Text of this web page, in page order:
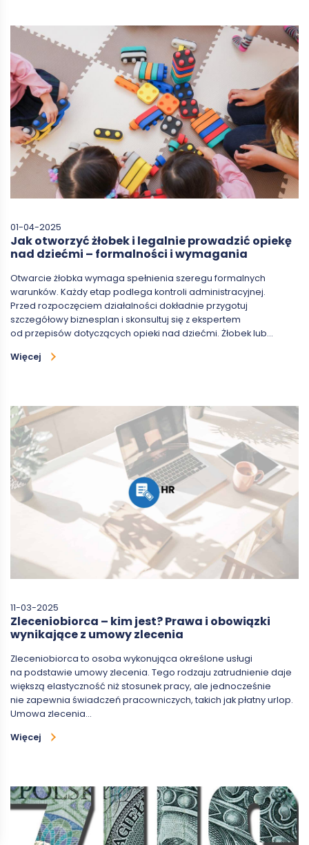
01-04-2025
Jak otworzyć żłobek i legalnie prowadzić opiekę
nad dziećmi – formalności i wymagania
Otwarcie żłobka wymaga spełnienia szeregu formalnych
warunków. Każdy etap podlega kontroli administracyjnej.
Przed rozpoczęciem działalności dokładnie przygotuj
szczegółowy biznesplan i skonsultuj się z ekspertem
od przepisów dotyczących opieki nad dziećmi. Żłobek lub…
Więcej
11-03-2025
Zleceniobiorca – kim jest? Prawa i obowiązki
wynikające z umowy zlecenia
Zleceniobiorca to osoba wykonująca określone usługi
na podstawie umowy zlecenia. Tego rodzaju zatrudnienie daje
większą elastyczność niż stosunek pracy, ale jednocześnie
nie zapewnia świadczeń pracowniczych, takich jak płatny urlop.
Umowa zlecenia…
Więcej